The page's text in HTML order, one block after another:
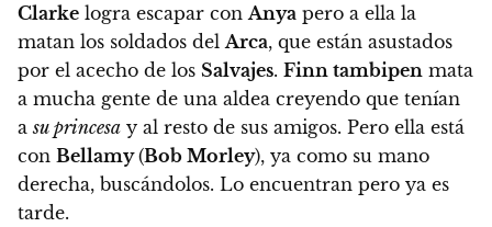
Clarke logra escapar con Anya pero a ella la
matan los soldados del Arca, que están asustados
por el acecho de los Salvajes. Finn tambipen mata
a mucha gente de una aldea creyendo que tenían
asu princesa y al resto de sus amigos. Pero ella está
con Bellamy(Bob Morley), ya como su mano
derecha, buscándolos. Lo encuentran pero ya es
tarde.